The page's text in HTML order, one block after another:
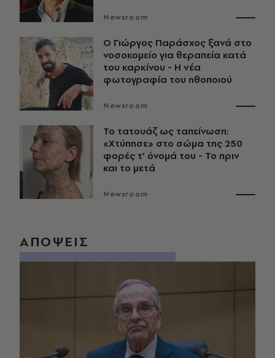
Newsroom
O Γιώργος Παράσχος ξανά στο
νοσοκομείο για θεραπεία κατά
του καρκίνου - Η νέα
φωτογραφία του ηθοποιού
Newsroom
Το τατουάζ ως ταπείνωση:
«Χτύπησε» στο σώμα της 250
φορές τ’ όνομά του - Το πριν
και το μετά
Newsroom
ΑΠΟΨΕΙΣ